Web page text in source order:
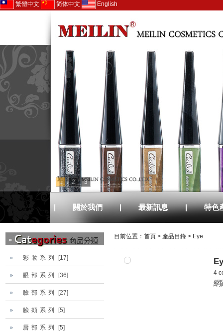
繁體中文 简体中文 English
1 2 3
| 關於我們 | 最新訊息 | 特色
彩妝系列 [17]
眼部系列 [36]
臉部系列 [27]
臉頰系列 [5]
唇部系列 [5]
目前位置： 首頁 > 產品目錄 > Eye
4
網